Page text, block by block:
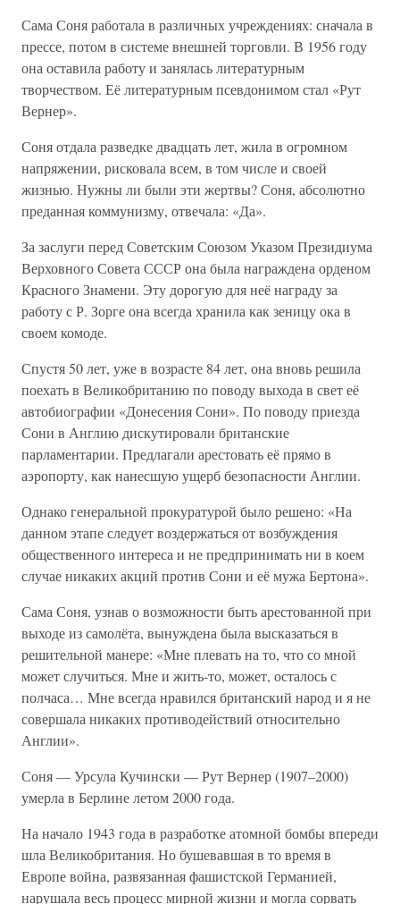
Сама Соня работала в различных учреждениях: сначала в
прессе, потом в системе внешней торговли. В 1956 году
она оставила работу и занялась литературным
творчеством. Её литературным псевдонимом стал «Рут
Вернер».
Соня отдала разведке двадцать лет, жила в огромном
напряжении, рисковала всем, в том числе и своей
жизнью. Нужны ли были эти жертвы? Соня, абсолютно
преданная коммунизму, отвечала: «Да».
За заслуги перед Советским Союзом Указом Президиума
Верховного Совета СССР она была награждена орденом
Красного Знамени. Эту дорогую для неё награду за
работу с Р. Зорге она всегда хранила как зеницу ока в
своем комоде.
Спустя 50 лет, уже в возрасте 84 лет, она вновь решила
поехать в Великобританию по поводу выхода в свет её
автобиографии «Донесения Сони». По поводу приезда
Сони в Англию дискутировали британские
парламентарии. Предлагали арестовать её прямо в
аэропорту, как нанесшую ущерб безопасности Англии.
Однако генеральной прокуратурой было решено: «На
данном этапе следует воздержаться от возбуждения
общественного интереса и не предпринимать ни в коем
случае никаких акций против Сони и её мужа Бертона».
Сама Соня, узнав о возможности быть арестованной при
выходе из самолёта, вынуждена была высказаться в
решительной манере: «Мне плевать на то, что со мной
может случиться. Мне и жить-то, может, осталось с
полчаса… Мне всегда нравился британский народ и я не
совершала никаких противодействий относительно
Англии».
Соня — Урсула Кучински — Рут Вернер (1907–2000)
умерла в Берлине летом 2000 года.
На начало 1943 года в разработке атомной бомбы впереди
шла Великобритания. Но бушевавшая в то время в
Европе война, развязанная фашистской Германией,
нарушала весь процесс мирной жизни и могла сорвать